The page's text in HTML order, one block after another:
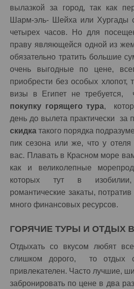
вылазкой за город, так как
Шарм-эль- Шейха или Хургады
четырех часов. Но для
праву являющейся одной из
обязательно тратить большие
очень выгодные по цене,
приобрести без особых хлопот,
визы в Египет не требуется,
покупку горящего тура,
день до вылета практически
скидка такого порядка
пик сезона или же, что у отеля
вас. Плавать в Красном море
как и великолепные
которых тут в
романтические закаты,
много финансовых ресурсов.
ГОРЯЧИЕ ТУРЫ И ОТДЫХ
Отдыхать со вкусом любят
слишком дорого, то отдых
привлекателен. Часто лучшие,
забронировать по цене в два